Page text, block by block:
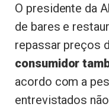
O presidente da
de bares e
repassar preços
consumidor
acordo com a
entrevistados